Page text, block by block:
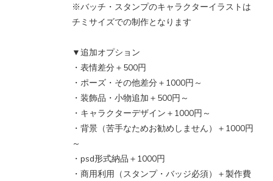
※バッチ・スタンプのキャラクターイラストは
チミサイズでの制作となります
▼追加オプション
・表情差分＋500円
・ポーズ・その他差分＋1000円～
・装飾品・小物追加＋500円～
・キャラクターデザイン＋1000円～
・背景（苦手なためお勧めしません）＋1000円
～
・psd形式納品＋1000円
・商用利用（スタンプ・バッジ必須）＋製作費